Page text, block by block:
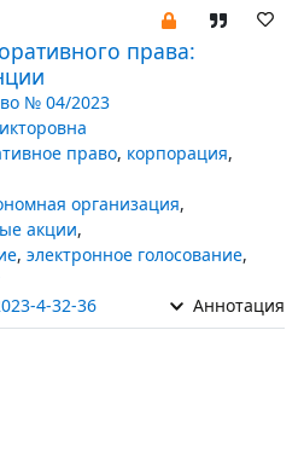
права:
№ 04/2023
право, корпорация,
организация,
акции,
, электронное голосование,
4-32-36 Аннотация